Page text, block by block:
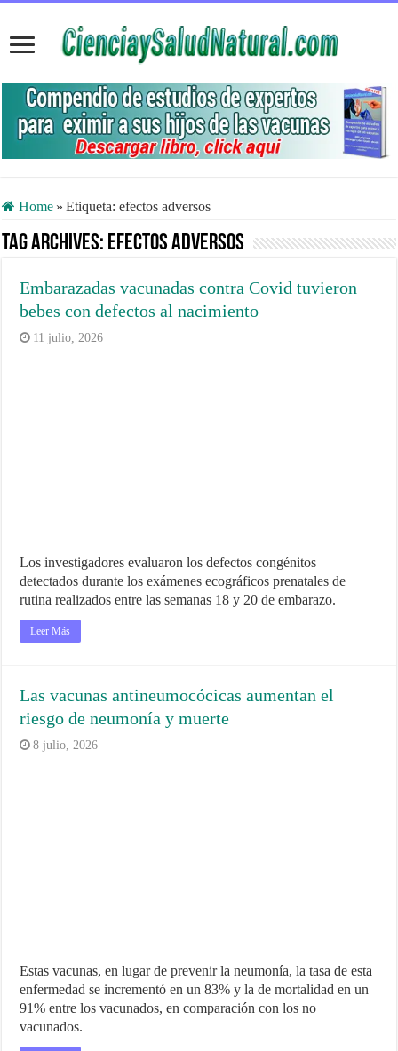
Home » Etiqueta:efectos adversos
Tag Archives: efectos adversos
Embarazadas vacunadas contra Covid tuvieron
bebes con defectos al nacimiento
11 julio, 2026
Los investigadores evaluaron los defectos congénitos
detectados durante los exámenes ecográficos prenatales de
rutina realizados entre las semanas 18 y 20 de embarazo.
Leer Más
Las vacunas antineumocócicas aumentan el
riesgo de neumonía y muerte
8 julio, 2026
Estas vacunas, en lugar de prevenir la neumonía, la tasa de esta
enfermedad se incrementó en un 83% y la de mortalidad en un
91% entre los vacunados, en comparación con los no
vacunados.